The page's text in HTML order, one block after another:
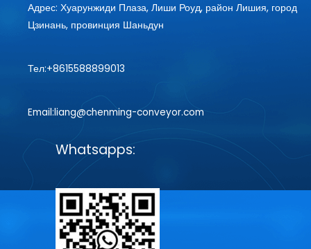
Адрес: Хуарунжиди Плаза, Лиши Роуд, район Лишия, город
Цзинань, провинция Шаньдун
Тел:+8615588899013
Email:liang@chenming-conveyor.com
Whatsapps: